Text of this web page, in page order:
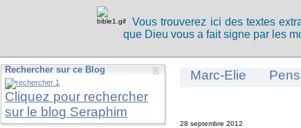
Vous trouverez ici des textes
que Dieu vous a fait signe par les
Rechercher sur ce Blog
Cliquez pour rechercher
sur le blog Seraphim
Marc-Elie
28 septembre 2012